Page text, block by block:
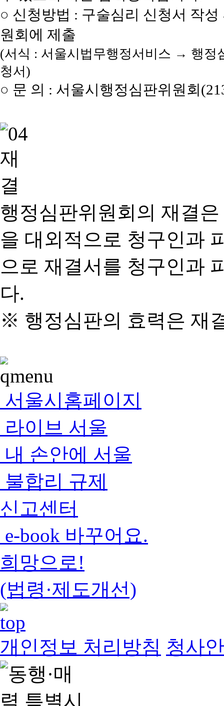
○ 신청방법 : 구술심리 신청서 작
원회에 제출
(서식 : 서울시법무행정서비스 → 행
청서)
○ 문 의 : 서울시행정심판위원회
행정심판위원회의 재결
을 대외적으로 청구인과
으로 재결서를 청구인과
다.
※ 행정심판의 효력은 재
서울시홈페이지
라이브 서울
내 손안에 서울
불합리 규제
신고센터
e-book 바꾸어요.
희망으로!
(법령·제도개선)
개인정보 처리방침 청사